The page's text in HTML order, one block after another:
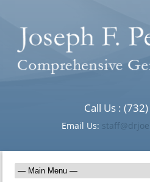
Call Us :
Email Us: